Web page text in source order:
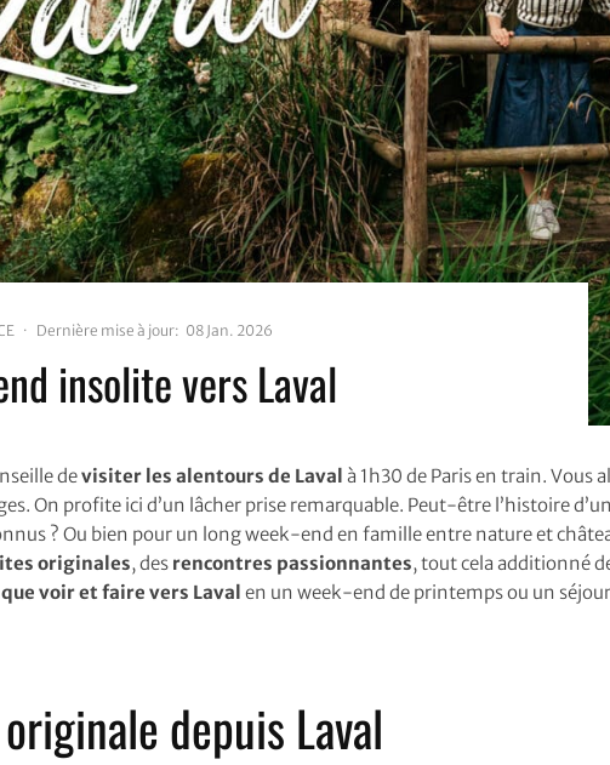
· Dernière mise à jour: 08 Jan. 2026
insolite vers Laval
devisiter les alentours de Laval à 1h30 de Paris en train. Vous
On profite ici d’un lâcher prise remarquable. Peut-être l’histoire
? Ou bien pour un long week-end en famille entre nature et
originales, des rencontres passionnantes, tout cela additionné
que voir et faire vers Laval en un week-end de printemps ou un
depuis Laval